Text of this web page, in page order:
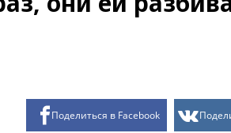
Поделиться в Facebook